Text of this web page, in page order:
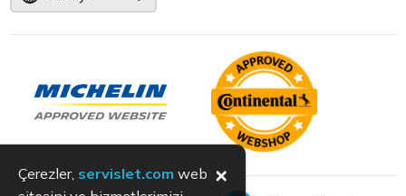
Çerezler, servislet.com web ×